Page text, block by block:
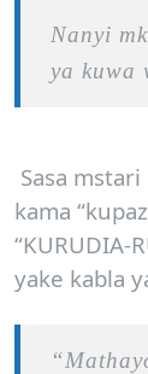
Nanyi
ya kuwa
Sasa
kama
“KURUDIA-
yake kabla